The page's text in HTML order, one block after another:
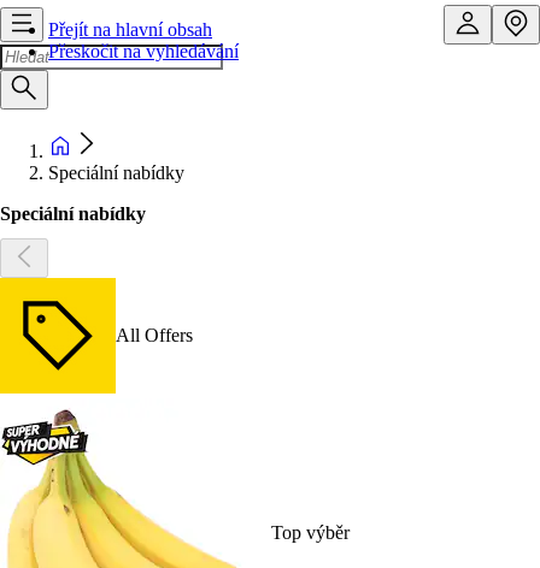
Přejít na hlavní obsah
Přeskočit na vyhledávání
Speciální nabídky
Speciální nabídky
All Offers
Top výběr